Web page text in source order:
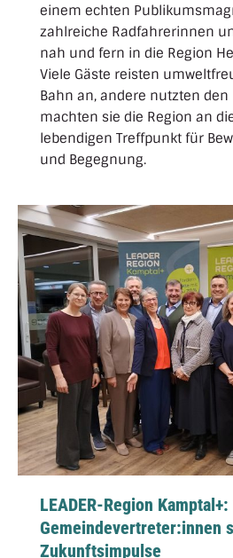
einem echten
zahlreiche Radfahrerinnen
nah und fern in die Region
Viele Gäste reisten
Bahn an, andere nutzten den
machten sie die Region an
lebendigen Treffpunkt für
und Begegnung.
LEADER-Region
Gemeindevertreter:innen
Zukunftsimpulse